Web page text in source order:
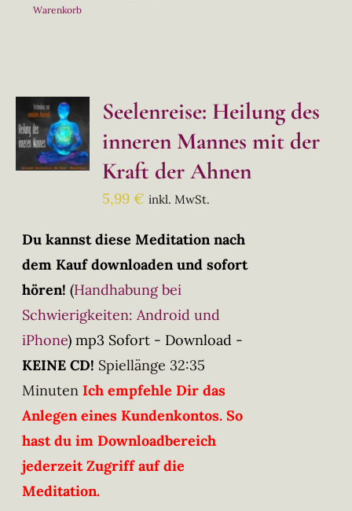
Warenkorb
Seelenreise: Heilung des
inneren Mannes mit der
Kraft der Ahnen
5,99€ inkl. MwSt.
Du kannst diese Meditation nach
dem Kauf downloaden und sofort
hören! (Handhabung bei
Schwierigkeiten: Android und
iPhone) mp3 Sofort - Download -
KEINE CD! Spiellänge 32:35
Minuten Ich empfehle Dir das
Anlegen eines Kundenkontos. So
hast du im Downloadbereich
jederzeit Zugriff auf die
Meditation.